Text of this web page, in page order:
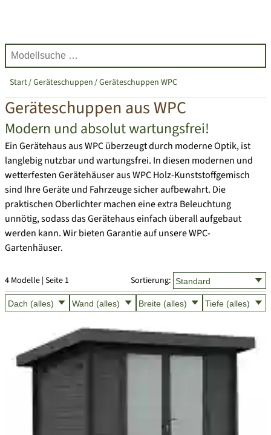
Start Geräteschuppen Geräteschuppen WPC
Geräteschuppen aus WPC
Modern und absolut wartungsfrei!
Ein Gerätehaus aus WPC überzeugt durch moderne Optik, ist
langlebig nutzbar und wartungsfrei. In diesen modernen und
wetterfesten Gerätehäuser aus WPC Holz-Kunststoffgemisch
sind Ihre Geräte und Fahrzeuge sicher aufbewahrt. Die
praktischen Oberlichter machen eine extra Beleuchtung
unnötig, sodass das Gerätehaus einfach überall aufgebaut
werden kann. Wir bieten Garantie auf unsere WPC-
Gartenhäuser.
4 Modelle | Seite 1 Sortierung: